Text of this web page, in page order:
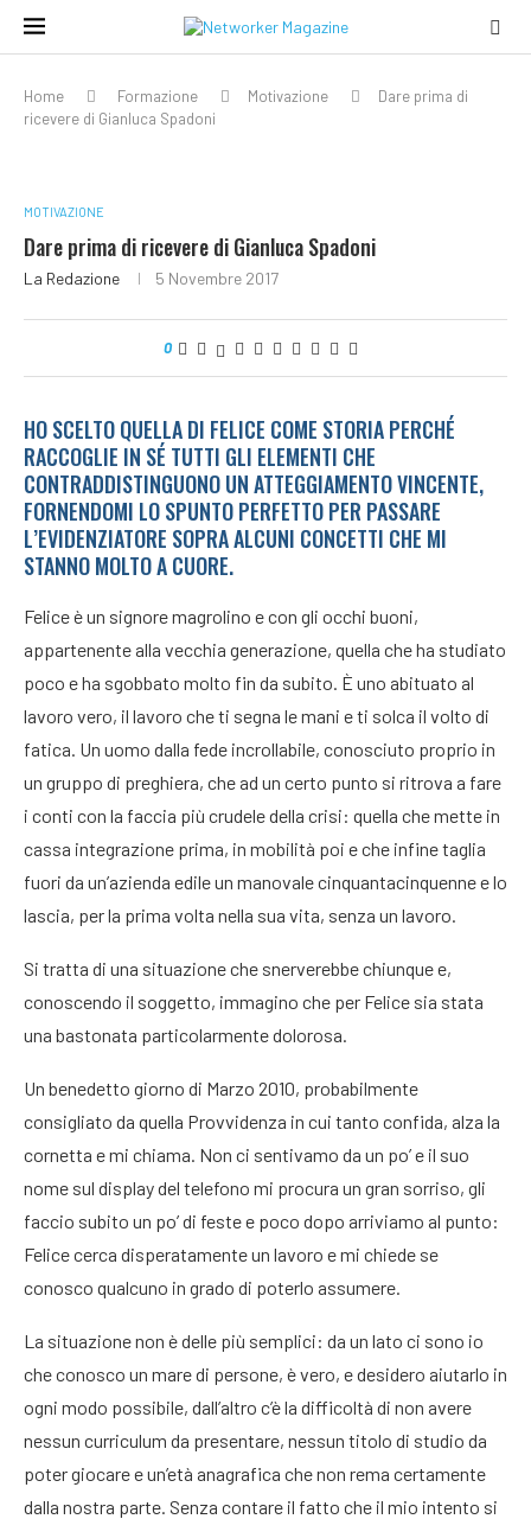
Home Formazione Motivazione
Dare prima di
ricevere di Gianluca Spadoni
MOTIVAZIONE
Dare prima di ricevere di Gianluca Spadoni
La Redazione 5 Novembre 2017
0
HO SCELTO QUELLA DI FELICE COME STORIA PERCHÉ
RACCOGLIE IN SÉ TUTTI GLI ELEMENTI CHE
CONTRADDISTINGUONO UN ATTEGGIAMENTO VINCENTE,
FORNENDOMI LO SPUNTO PERFETTO PER PASSARE
L’EVIDENZIATORE SOPRA ALCUNI CONCETTI CHE MI
STANNO MOLTO A CUORE.
Felice è un signore magrolino e con gli occhi buoni,
appartenente alla vecchia generazione, quella che ha studiato
poco e ha sgobbato molto fin da subito. È uno abituato al
lavoro vero, il lavoro che ti segna le mani e ti solca il volto di
fatica. Un uomo dalla fede incrollabile, conosciuto proprio in
un gruppo di preghiera, che ad un certo punto si ritrova a fare
i conti con la faccia più crudele della crisi: quella che mette in
cassa integrazione prima, in mobilità poi e che infine taglia
fuori da un’azienda edile un manovale cinquantacinquenne e lo
lascia, per la prima volta nella sua vita, senza un lavoro.
Si tratta di una situazione che snerverebbe chiunque e,
conoscendo il soggetto, immagino che per Felice sia stata
una bastonata particolarmente dolorosa.
Un benedetto giorno di Marzo 2010, probabilmente
consigliato da quella Provvidenza in cui tanto confida, alza la
cornetta e mi chiama. Non ci sentivamo da un po’ e il suo
nome sul display del telefono mi procura un gran sorriso, gli
faccio subito un po’ di feste e poco dopo arriviamo al punto:
Felice cerca disperatamente un lavoro e mi chiede se
conosco qualcuno in grado di poterlo assumere.
La situazione non è delle più semplici: da un lato ci sono io
che conosco un mare di persone, è vero, e desidero aiutarlo in
ogni modo possibile, dall’altro c’è la difficoltà di non avere
nessun curriculum da presentare, nessun titolo di studio da
poter giocare e un’età anagrafica che non rema certamente
dalla nostra parte. Senza contare il fatto che il mio intento si